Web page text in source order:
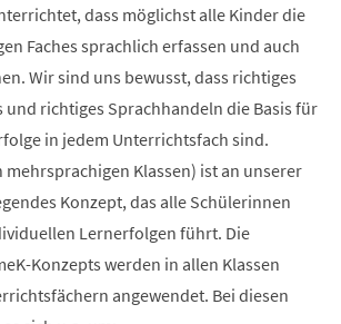
dass möglichst alle Kinder die
Faches sprachlich erfassen und auch
Wir sind uns bewusst, dass richtiges
und richtiges Sprachhandeln die Basis für
in jedem Unterrichtsfach sind.
mehrsprachigen Klassen) ist an unserer
Konzept, das alle Schülerinnen
Lernerfolgen führt. Die
Konzepts werden in allen Klassen
angewendet. Bei diesen